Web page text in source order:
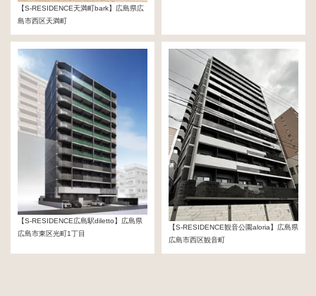
【S-RESIDENCE天満町bark】広島県広
島市西区天満町
960,000,000円
【S-RESIDENCE広島駅diletto】広島県
広島市東区光町1丁目
【S-RESIDENCE観音公園aloria】広島県
広島市西区観音町
1,311,000,000円